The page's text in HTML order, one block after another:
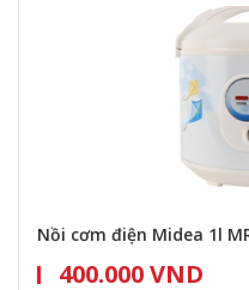
Nồi cơm điện Midea 1l
400.000 VND